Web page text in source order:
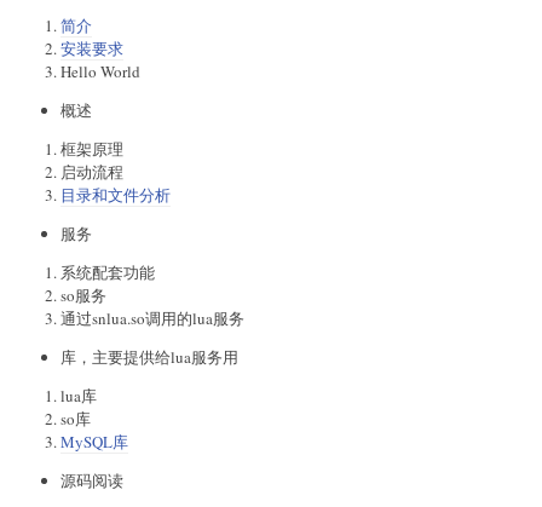
简介
安装要求
Hello World
概述
框架原理
启动流程
目录和文件分析
服务
系统配套功能
so服务
通过snlua.so调用的lua服务
库，主要提供给lua服务用
lua库
so库
MySQL库
源码阅读